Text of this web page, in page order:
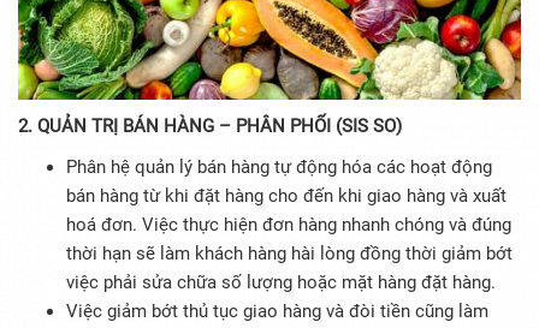
2. QUẢN TRỊ BÁN HÀNG – PHÂN PHỐI (SIS SO)
Phân hệ quản lý bán hàng tự động hóa các hoạt động
bán hàng từ khi đặt hàng cho đến khi giao hàng và xuất
hoá đơn. Việc thực hiện đơn hàng nhanh chóng và đúng
thời hạn sẽ làm khách hàng hài lòng đồng thời giảm bớt
việc phải sửa chữa số lượng hoặc mặt hàng đặt hàng.
Việc giảm bớt thủ tục giao hàng và đòi tiền cũng làm